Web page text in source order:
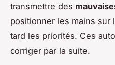
transmettre des
positionner les mains sur
tard les priorités. Ces
corriger par la suite.